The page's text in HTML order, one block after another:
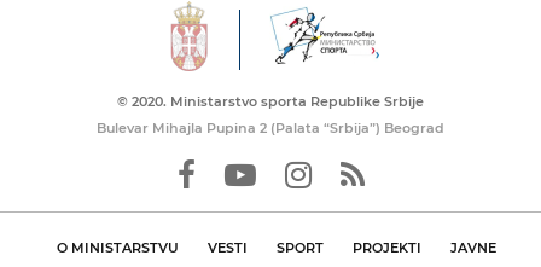
© 2020. Ministarstvo sporta Republike Srbije
Bulevar Mihajla Pupina 2 (Palata “Srbija”) Beograd
O MINISTARSTVU VESTI SPORT PROJEKTI JAVNE